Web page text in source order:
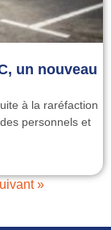
un nouveau
à la raréfaction
personnels et
»